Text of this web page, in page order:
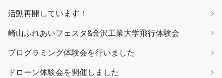
活動再開しています！
崎山ふれあいフェスタ&金沢工業大学飛行体験会
プログラミング体験会を行いました
ドローン体験会を開催しました